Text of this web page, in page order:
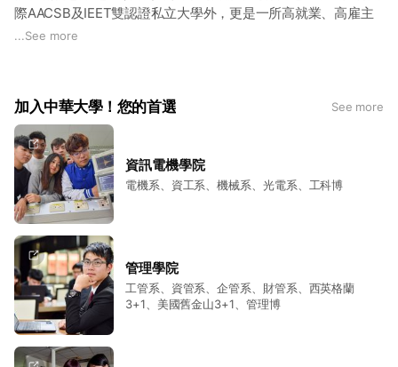
際AACSB及IEET雙認證私立大學外，更是一所高就業、高雇主
滿意度及高薪資表現的高CP值大學。
...See more
加入中華大學！您的首選 See more
資訊電機學院
電機系、資工系、機械系、光電系、工科博
管理學院
工管系、資管系、企管系、財管系、西英格蘭
3+1、美國舊金山3+1、管理博